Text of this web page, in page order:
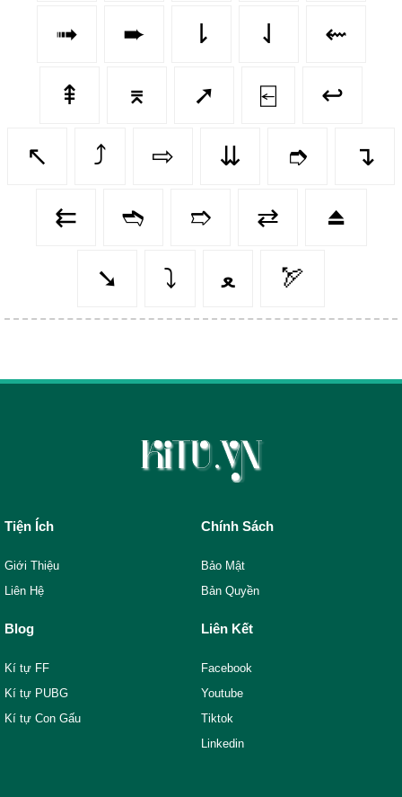
➟ ➨ ⇂ ⇃ ⇜
⇞ ⌆ ➚ ⍇ ↩️
↖️ ⤴️ ⇨ ⇊ ➮ ↴
⇇ ➬ ➱ ⇄ ⏏️
➘ ⤵️ ﻌ 🏹
Tiện Ích
Giới Thiệu
Liên Hệ
Chính Sách
Bảo Mật
Bản Quyền
Blog
Kí tự FF
Kí tự PUBG
Kí tự Con Gấu
Liên Kết
Facebook
Youtube
Tiktok
Linkedin